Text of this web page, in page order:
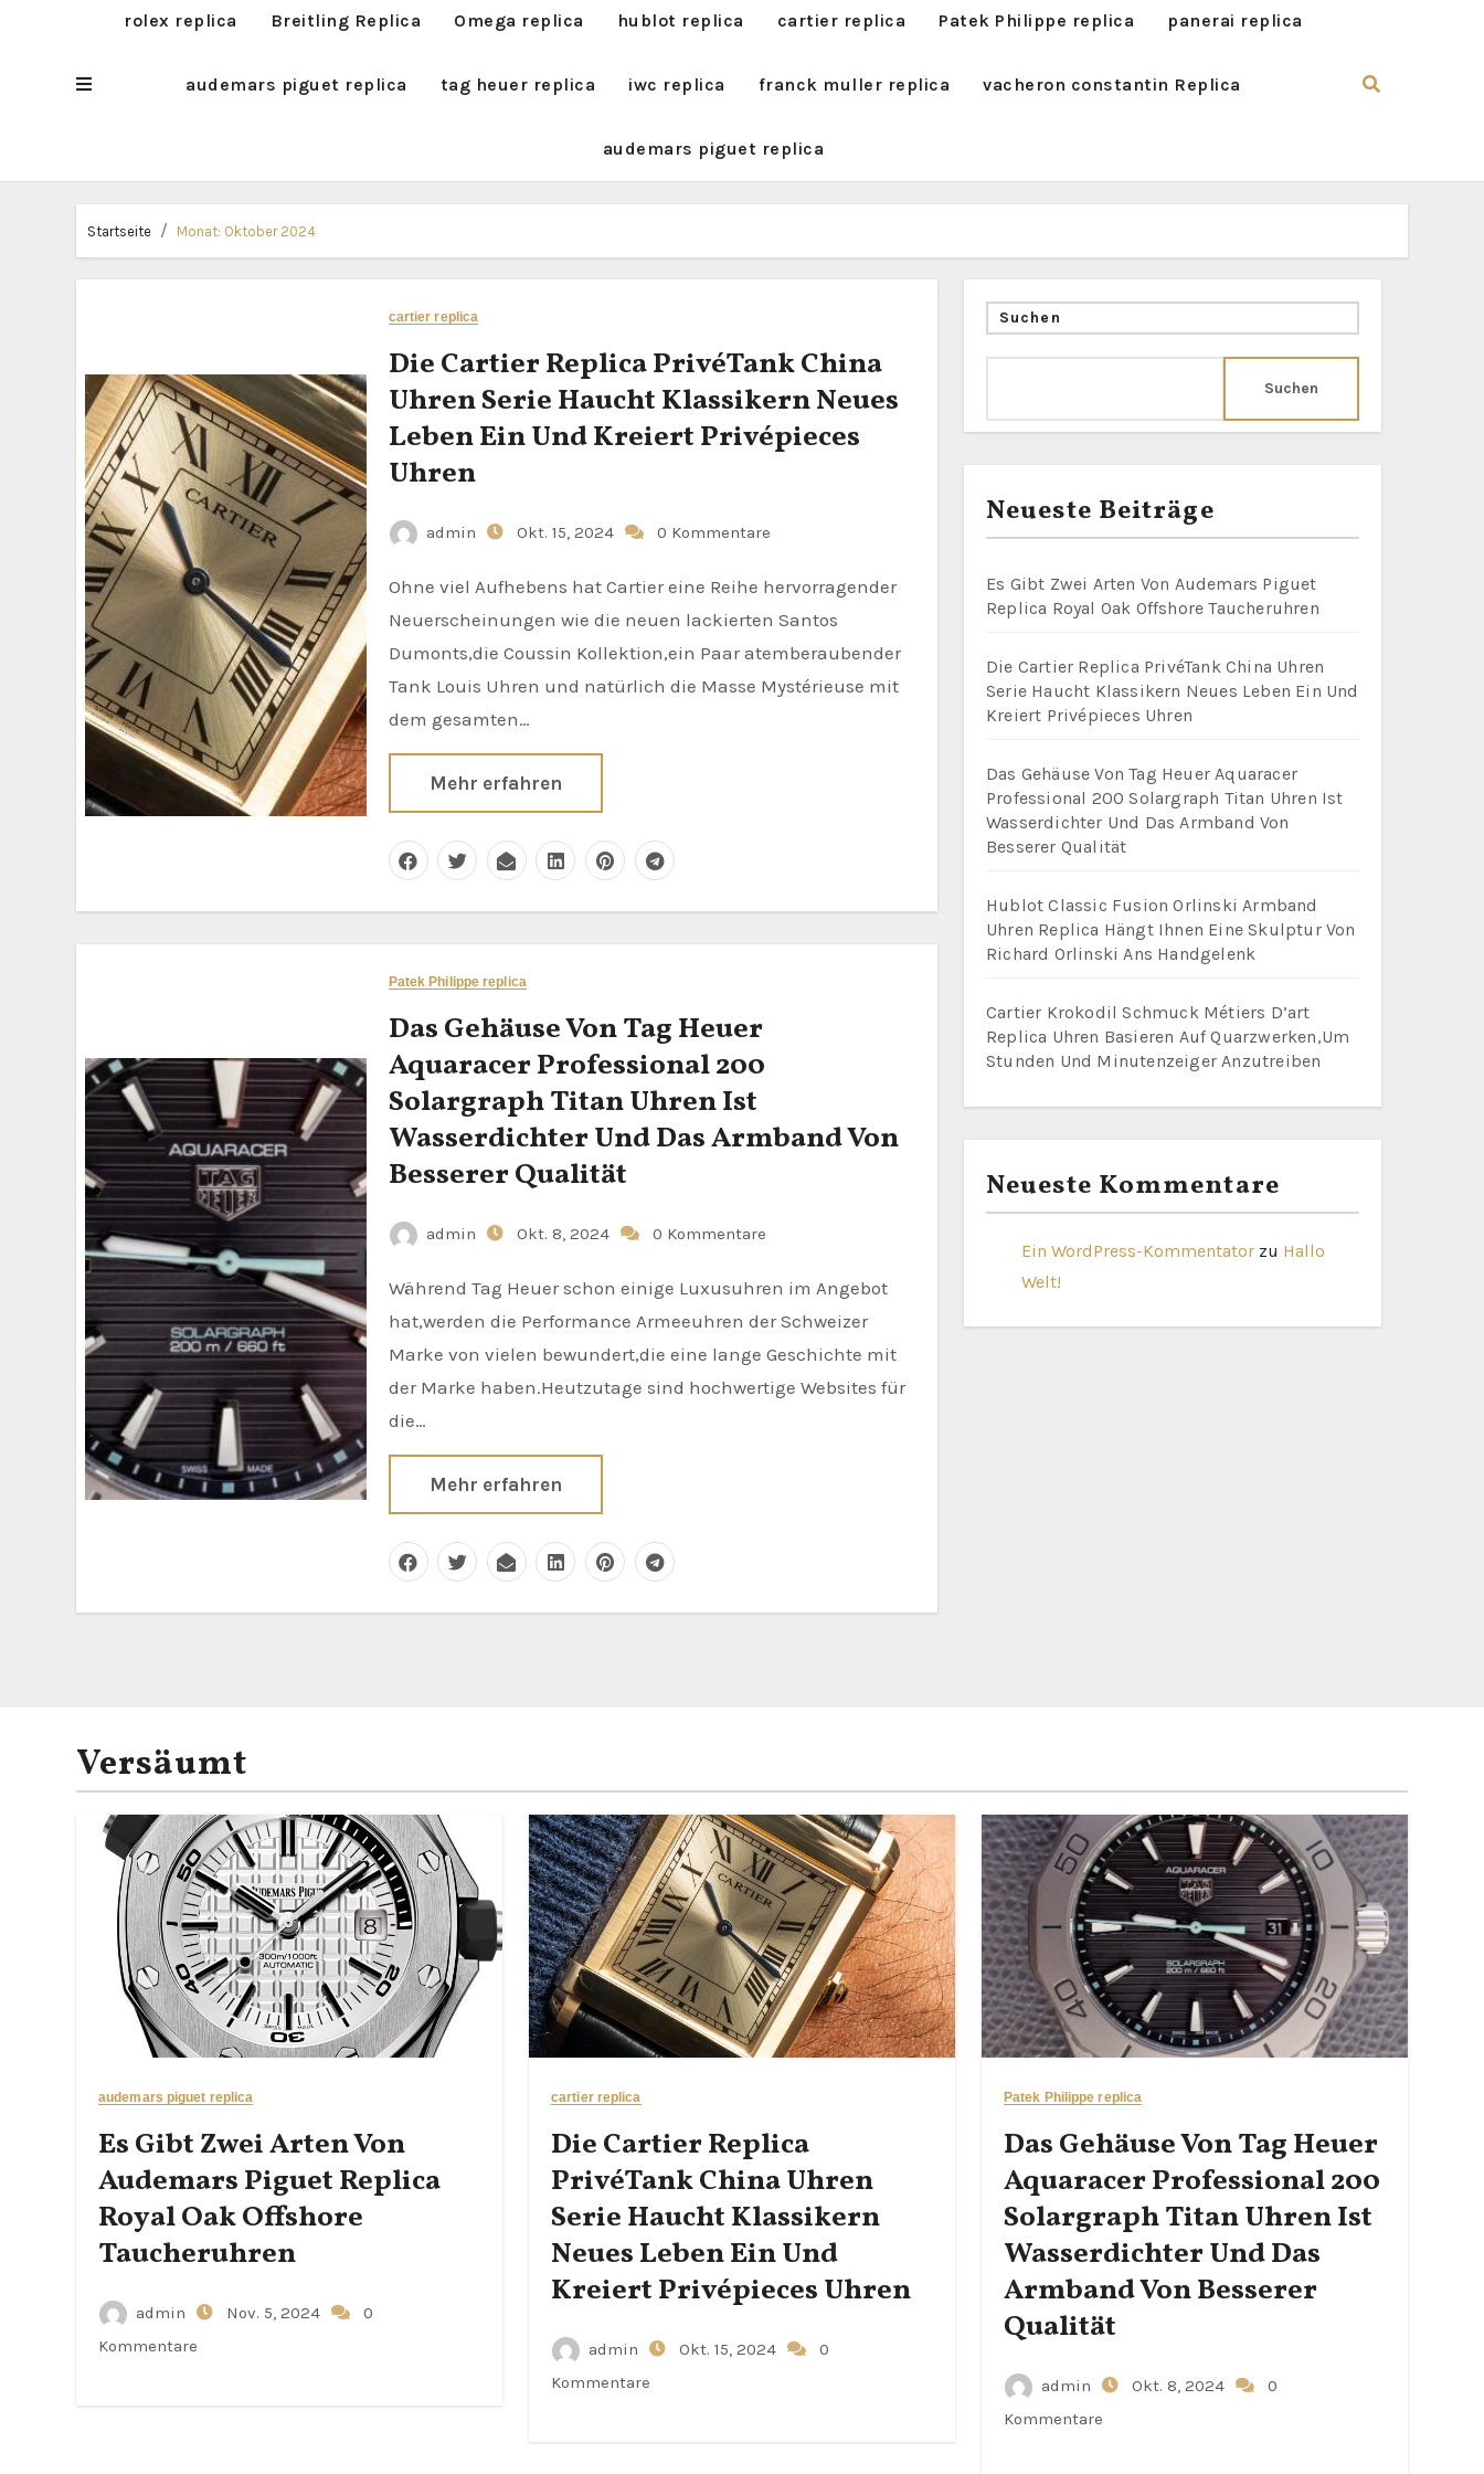
rolex replica Breitling Replica Omega replica hublot replica cartier replica Patek Philippe replica panerai replica
audemars piguet replica tag heuer replica iwc replica franck muller replica vacheron constantin Replica
audemars piguet replica
Startseite Monat: Oktober 2024
cartier replica
Die Cartier Replica PrivéTank China
Uhren Serie Haucht Klassikern Neues
Leben Ein Und Kreiert Privépieces
Uhren
admin Okt. 15, 2024 0 Kommentare
Ohne viel Aufhebens hat Cartier eine Reihe hervorragender
Neuerscheinungen wie die neuen lackierten Santos
Dumonts,die Coussin Kollektion,ein Paar atemberaubender
Tank Louis Uhren und natürlich die Masse Mystérieuse mit
dem gesamten…
Mehr erfahren
Patek Philippe replica
Das Gehäuse Von Tag Heuer
Aquaracer Professional 200
Solargraph Titan Uhren Ist
Wasserdichter Und Das Armband Von
Besserer Qualität
admin Okt. 8, 2024 0 Kommentare
Während Tag Heuer schon einige Luxusuhren im Angebot
hat,werden die Performance Armeeuhren der Schweizer
Marke von vielen bewundert,die eine lange Geschichte mit
der Marke haben.Heutzutage sind hochwertige Websites für
die…
Mehr erfahren
Suchen
Suchen
Neueste Beiträge
Es Gibt Zwei Arten Von Audemars Piguet
Replica Royal Oak Offshore Taucheruhren
Die Cartier Replica PrivéTank China Uhren
Serie Haucht Klassikern Neues Leben Ein Und
Kreiert Privépieces Uhren
Das Gehäuse Von Tag Heuer Aquaracer
Professional 200 Solargraph Titan Uhren Ist
Wasserdichter Und Das Armband Von
Besserer Qualität
Hublot Classic Fusion Orlinski Armband
Uhren Replica Hängt Ihnen Eine Skulptur Von
Richard Orlinski Ans Handgelenk
Cartier Krokodil Schmuck Métiers D’art
Replica Uhren Basieren Auf Quarzwerken,Um
Stunden Und Minutenzeiger Anzutreiben
Neueste Kommentare
Ein WordPress-Kommentator zu Hallo
Welt!
Versäumt
audemars piguet replica
Es Gibt Zwei Arten Von
Audemars Piguet Replica
Royal Oak Offshore
Taucheruhren
admin Nov. 5, 2024
0
Kommentare
cartier replica
Die Cartier Replica
PrivéTank China Uhren
Serie Haucht Klassikern
Neues Leben Ein Und
Kreiert Privépieces Uhren
admin Okt. 15, 2024
0
Kommentare
Patek Philippe replica
Das Gehäuse Von Tag Heuer
Aquaracer Professional 200
Solargraph Titan Uhren Ist
Wasserdichter Und Das
Armband Von Besserer
Qualität
admin Okt. 8, 2024
0
Kommentare